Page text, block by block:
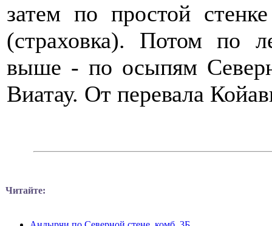
затем по простой
(страховка). Потом по
выше - по осыпям
Виатау. От перевала
Читайте: